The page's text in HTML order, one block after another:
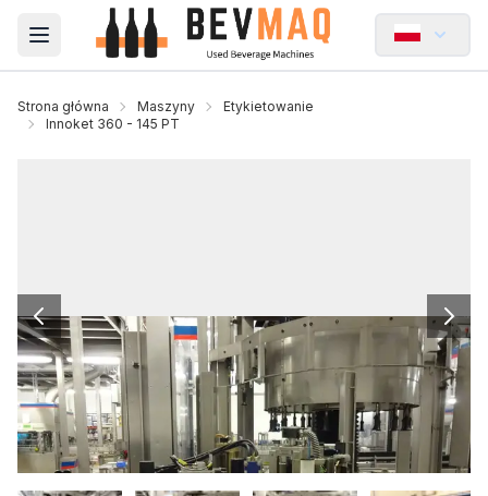
Open main menu
Strona główna Maszyny
Etykietowanie
Innoket 360 - 145 PT